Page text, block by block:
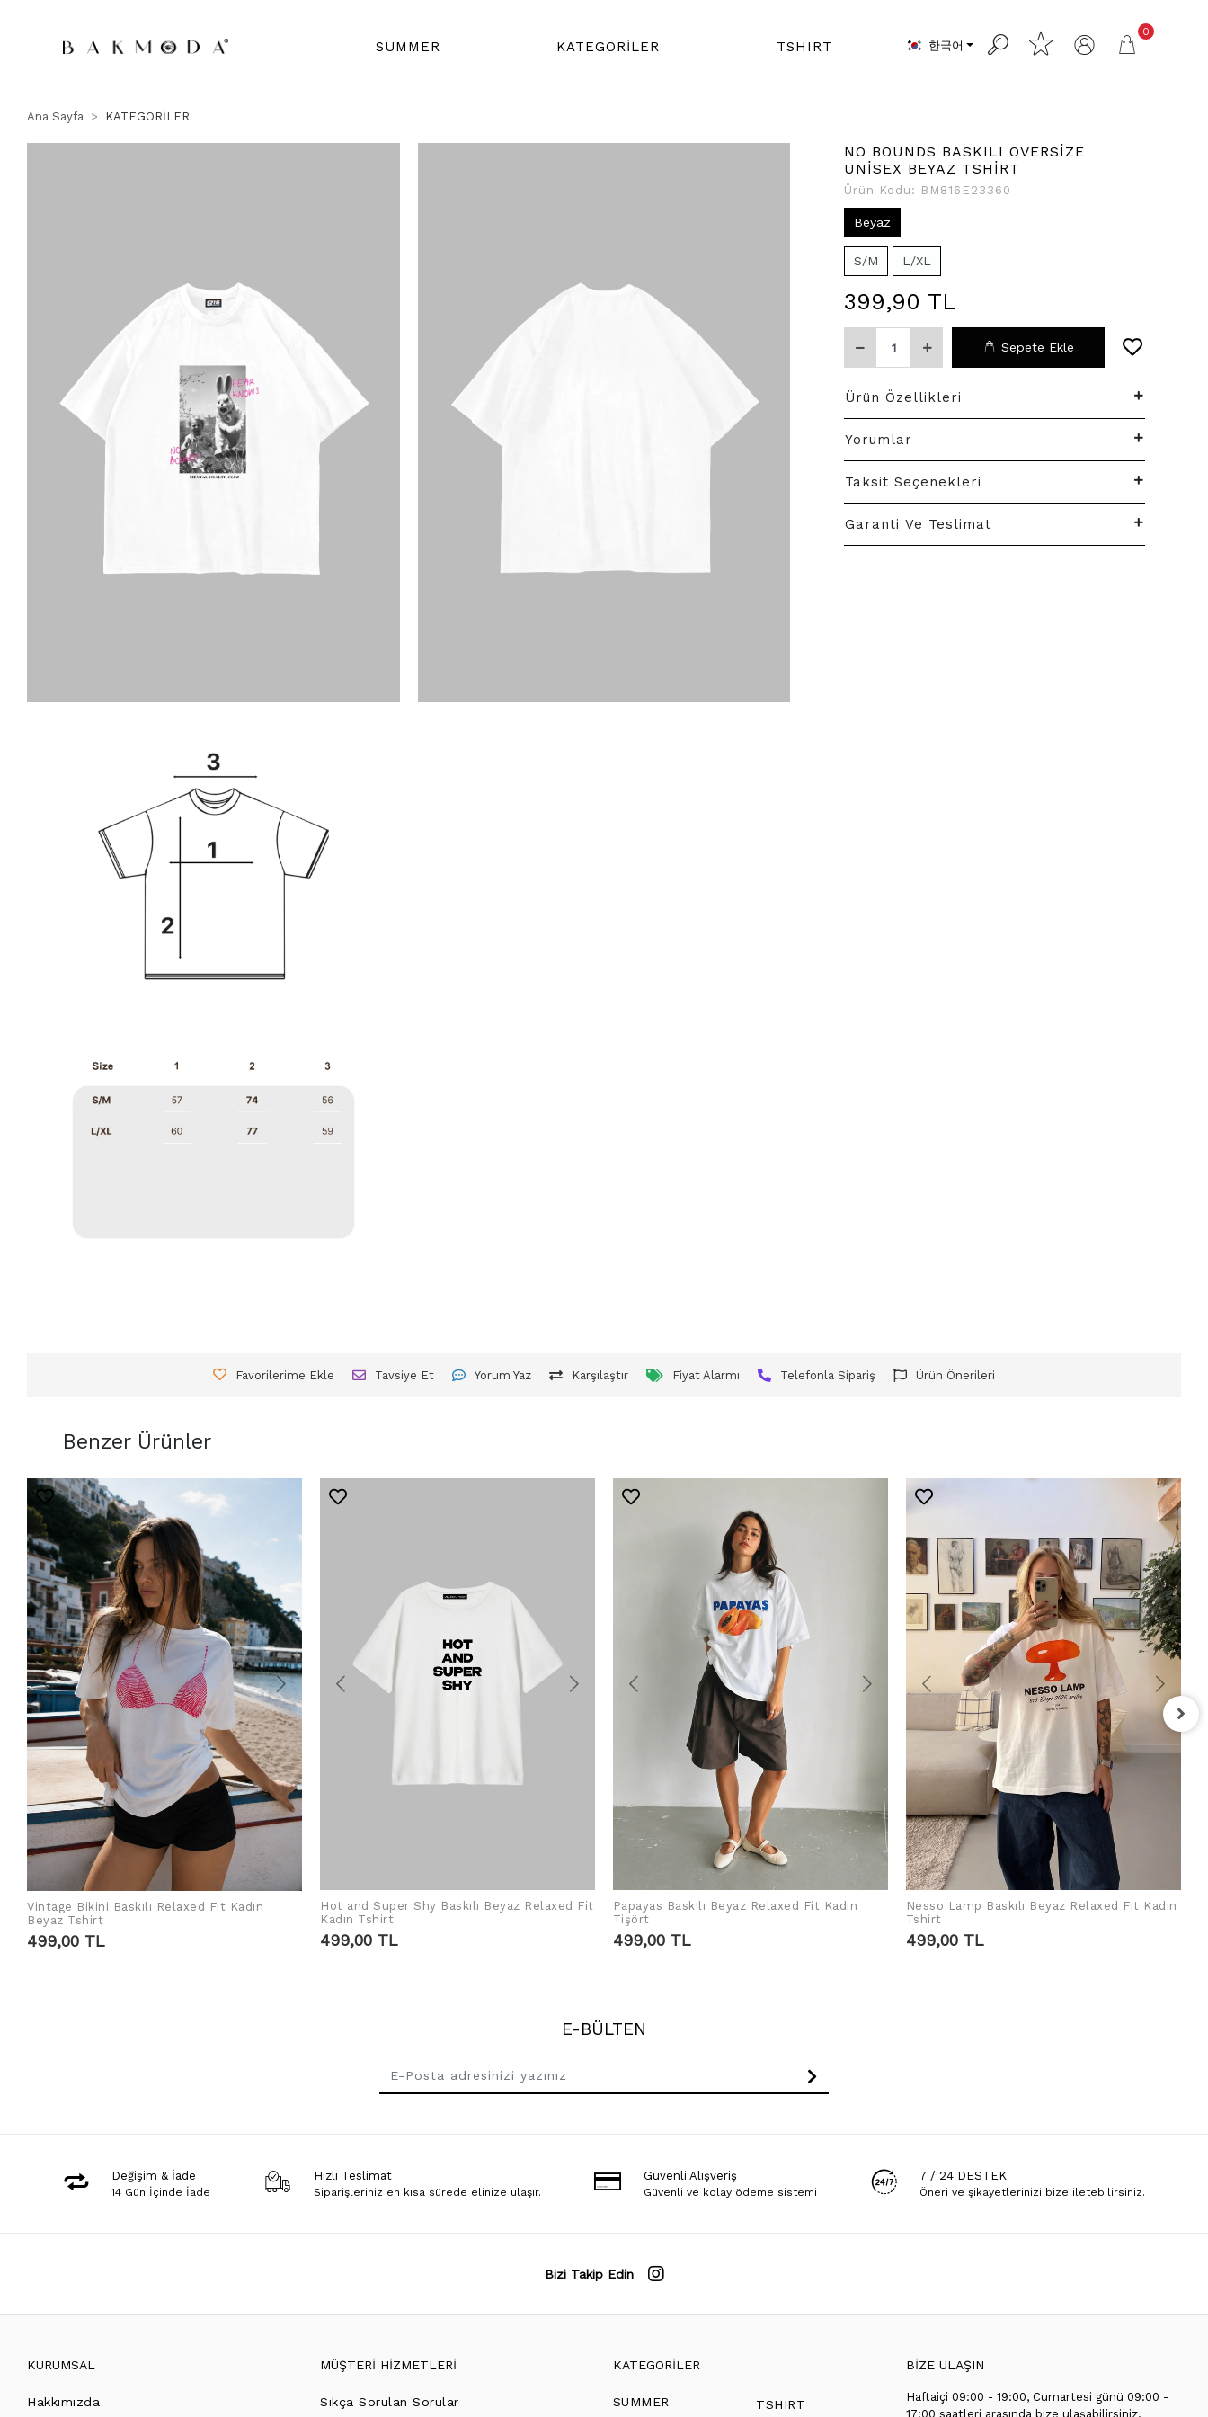
SUMMER KATEGORİLER TSHIRT 한국어
0
Ana Sayfa KATEGORİLER
NO BOUNDS BASKILI OVERSİZE
UNİSEX BEYAZ TSHİRT
Ürün Kodu: BM816E23360
Beyaz
S/M L/XL
399,90 TL
Sepete Ekle
Ürün Özellikleri
Yorumlar
Taksit Seçenekleri
Garanti Ve Teslimat
Favorilerime Ekle Tavsiye Et Yorum Yaz Karşılaştır Fiyat Alarmı Telefonla Sipariş Ürün Önerileri
Benzer Ürünler
Vintage Bikini Baskılı Relaxed Fit Kadın
Beyaz Tshirt
499,00 TL
SEPETE EKLE
Hot and Super Shy Baskılı Beyaz Relaxed Fit
Kadın Tshirt
499,00 TL
SEPETE EKLE
Papayas Baskılı Beyaz Relaxed Fit Kadın
Tişört
499,00 TL
SEPETE EKLE
Nesso Lamp Baskılı Beyaz Relaxed Fit Kadın
Tshirt
499,00 TL
E-BÜLTEN
Değişim & İade
14 Gün İçinde İade
Hızlı Teslimat
Siparişleriniz en kısa sürede elinize ulaşır.
Güvenli Alışveriş
Güvenli ve kolay ödeme sistemi
7 / 24 DESTEK
Öneri ve şikayetlerinizi bize iletebilirsiniz.
Bizi Takip Edin
KURUMSAL
Hakkımızda
MÜŞTERİ HİZMETLERİ
Sıkça Sorulan Sorular
KATEGORİLER
SUMMER TSHIRT
BİZE ULAŞIN
Haftaiçi 09:00 - 19:00, Cumartesi günü 09:00 -
17:00 saatleri arasında bize ulaşabilirsiniz.